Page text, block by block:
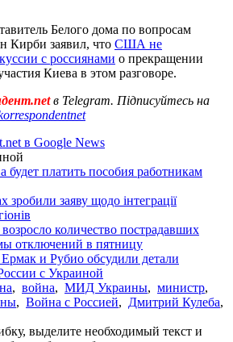
Белого дома по вопросам
Кирби заявил, что США не
с россиянами о прекращении
Киева в этом разговоре.
в Telegram. Підписуйтесь на
в Google News
будет платить пособия работникам
зробили заяву щодо інтеграції
количество пострадавших
отключений в пятницу
и Рубио обсудили детали
с Украиной
, война, МИД Украины, министр,
, Война с Россией, Дмитрий Кулеба,
выделите необходимый текст и